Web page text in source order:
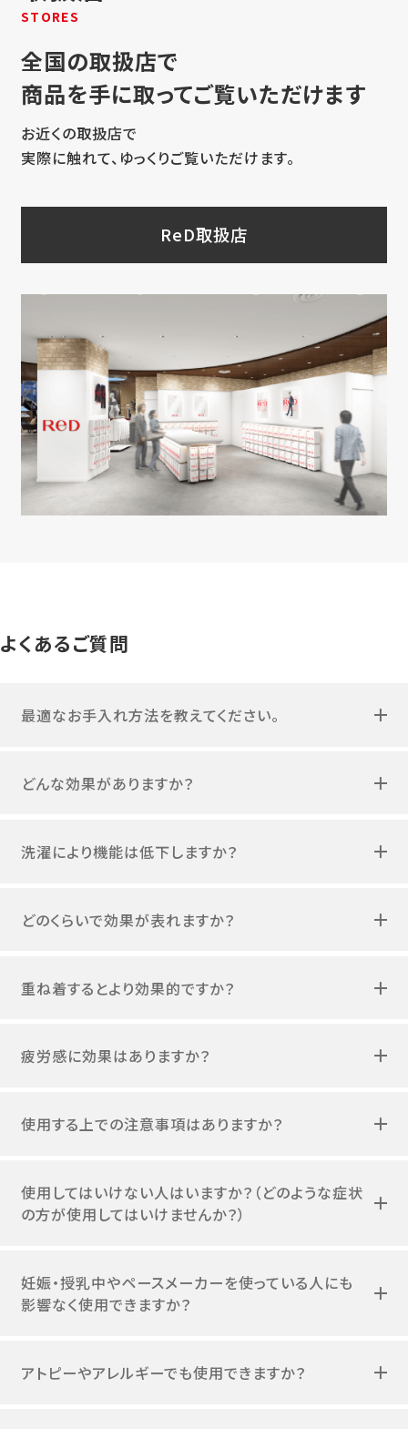
STORES
全国の取扱店で
商品を手に取ってご覧いただけます
お近くの取扱店で
実際に触れて、ゆっくりご覧いただけます。
ReD取扱店
よくあるご質問
最適なお手入れ方法を教えてください。
どんな効果がありますか？
洗濯により機能は低下しますか？
どのくらいで効果が表れますか？
重ね着するとより効果的ですか？
疲労感に効果はありますか？
使用する上での注意事項はありますか？
使用してはいけない人はいますか？（どのような症状
の方が使用してはいけませんか？）
妊娠・授乳中やペースメーカーを使っている人にも
影響なく使用できますか？
アトピーやアレルギーでも使用できますか？